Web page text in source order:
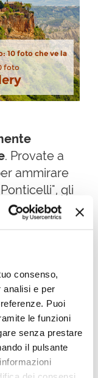
consenso,
analisi e per
Puoi
le funzioni
senza prestare
il pulsante
10 foto che ve la
foto
. Provate a
ammirare
gli
, ultima
iniziato
&
locale
il nostro
Bagnoregio.